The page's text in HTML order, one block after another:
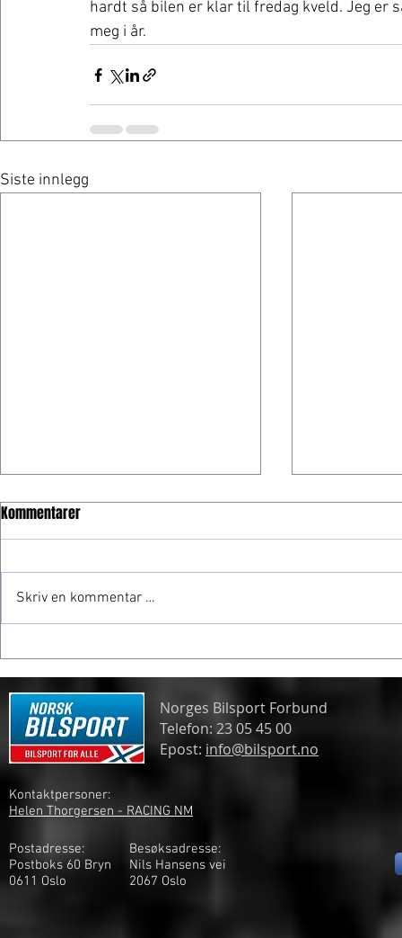
hardt så bilen er klar til fredag kveld. Jeg er
meg i år.
Siste innlegg
Kommentarer
Skriv en kommentar …
Norges Bilsport Forbund
Telefon: 23 05 45 00
Epost: info@bilsport.no
Postadresse:
Postboks 60 Bryn
0611 Oslo
Besøksadresse:
Nils Hansens vei
2067 Oslo
Kontaktpersoner:
Helen Thorgersen - RACING NM